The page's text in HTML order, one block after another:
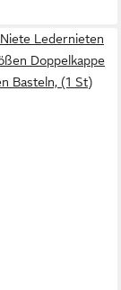
Ledernieten
Doppelkappe
Basteln, (1 St)